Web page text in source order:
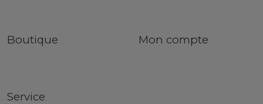
Boutique Mon compte
Service